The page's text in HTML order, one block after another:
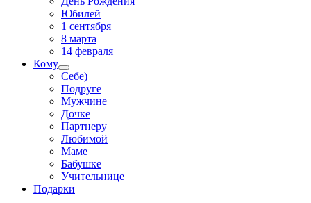
Юбилей
1 сентября
8 марта
14 февраля
Кому
Себе)
Подруге
Мужчине
Дочке
Партнеру
Любимой
Маме
Бабушке
Учительнице
Подарки